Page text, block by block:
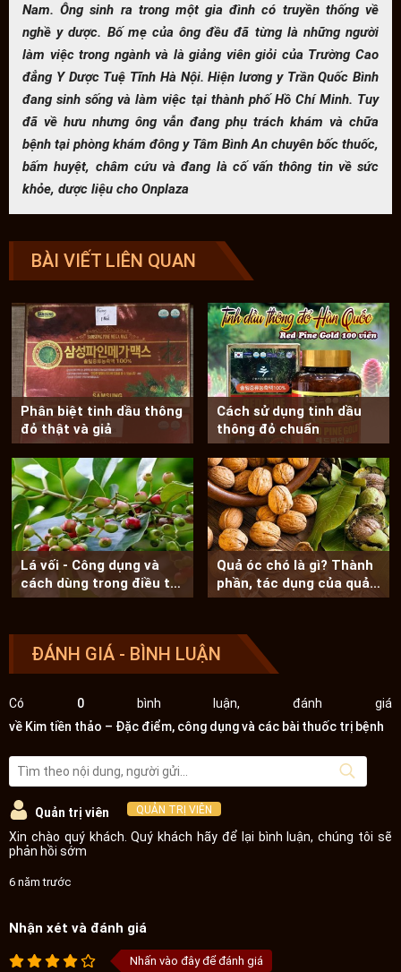
Nam. Ông sinh ra trong một gia đình có truyền thống về
nghề y dược. Bố mẹ của ông đều đã từng là những người
làm việc trong ngành và là giảng viên giỏi của Trường Cao
đẳng Y Dược Tuệ Tĩnh Hà Nội. Hiện lương y Trần Quốc Bình
đang sinh sống và làm việc tại thành phố Hồ Chí Minh. Tuy
đã về hưu nhưng ông vẫn đang phụ trách khám và chữa
bệnh tại phòng khám đông y Tâm Bình An chuyên bốc thuốc,
bấm huyệt, châm cứu và đang là cố vấn thông tin về sức
khỏe, dược liệu cho Onplaza
BÀI VIẾT LIÊN QUAN
Phân biệt tinh dầu thông
đỏ thật và giả
Cách sử dụng tinh dầu
thông đỏ chuẩn
Lá vối - Công dụng và
cách dùng trong điều trị
bệnh
Quả óc chó là gì? Thành
phần, tác dụng của quả
óc chó
ĐÁNH GIÁ - BÌNH LUẬN
Có 0bình luận, đánh giá
về Kim tiền thảo – Đặc điểm, công dụng và các bài thuốc trị bệnh
Quản trị viên QUẢN TRỊ VIÊN
Xin chào quý khách. Quý khách hãy để lại bình luận, chúng tôi sẽ
phản hồi sớm
6 năm trước
Nhận xét và đánh giá
Nhấn vào đây để đánh giá